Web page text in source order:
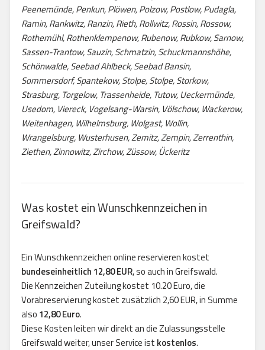
Peenemünde, Penkun, Plöwen, Polzow, Postlow, Pudagla,
Ramin, Rankwitz, Ranzin, Rieth, Rollwitz, Rossin, Rossow,
Rothemühl, Rothenklempenow, Rubenow, Rubkow, Sarnow,
Sassen-Trantow, Sauzin, Schmatzin, Schuckmannshöhe,
Schönwalde, Seebad Ahlbeck, Seebad Bansin,
Sommersdorf, Spantekow, Stolpe, Stolpe, Storkow,
Strasburg, Torgelow, Trassenheide, Tutow, Ueckermünde,
Usedom, Viereck, Vogelsang-Warsin, Völschow, Wackerow,
Weitenhagen, Wilhelmsburg, Wolgast, Wollin,
Wrangelsburg, Wusterhusen, Zemitz, Zempin, Zerrenthin,
Ziethen, Zinnowitz, Zirchow, Züssow, Ückeritz
Was kostet ein Wunschkennzeichen in
Greifswald?
Ein Wunschkennzeichen online reservieren kostet
bundeseinheitlich 12,80 EUR, so auch in Greifswald.
Die Kennzeichen Zuteilung kostet 10.20 Euro, die
Vorabreservierung kostet zusätzlich 2,60 EUR, in Summe
also 12,80 Euro.
Diese Kosten leiten wir direkt an die Zulassungsstelle
Greifswald weiter, unser Service ist kostenlos.